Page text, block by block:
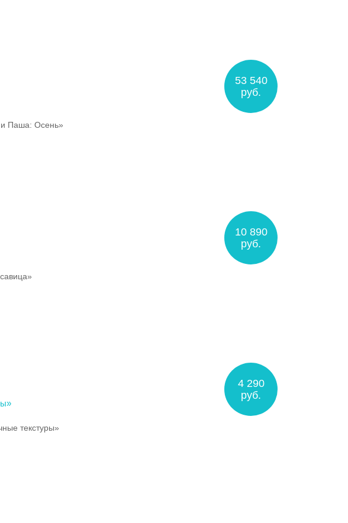
53 540
руб.
Паша: Осень»
10 890
руб.
4 290
руб.
текстуры»